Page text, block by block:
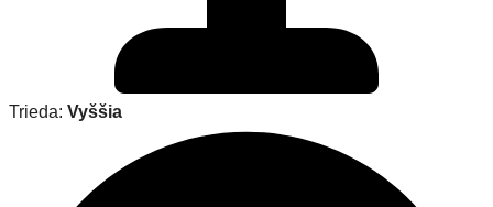
Trieda: Vyššia